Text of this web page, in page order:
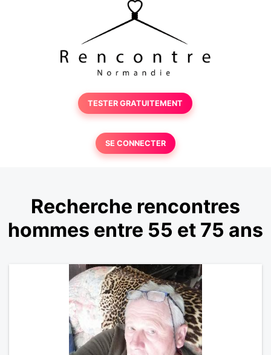
TESTER GRATUITEMENT
SE CONNECTER
Recherche rencontres
hommes entre 55 et 75 ans